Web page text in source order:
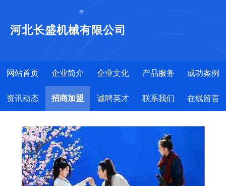
河北长盛机械有限公司
网站首页 企业简介 企业文化 产品服务 成功案例
资讯动态 招商加盟 诚聘英才 联系我们 在线留言